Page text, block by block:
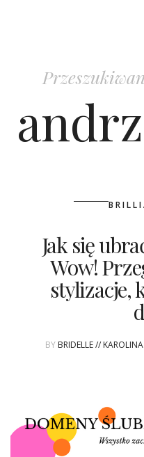
KSIĄŻKI BRIDELLE
BRI GROUP
ŚLUBNE STYLE
Jak się
Wow!
stylizacje,
BY BRIDELLE //